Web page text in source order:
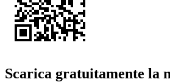
Scarica gratuitamente la